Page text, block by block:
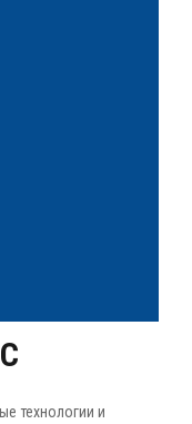
технологии и